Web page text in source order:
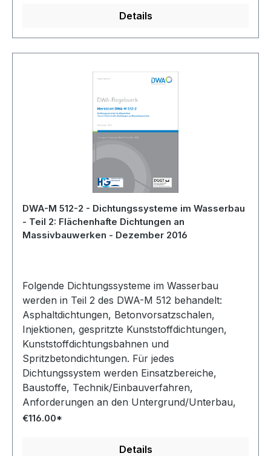
Details
DWA-M 512-2 - Dichtungssysteme im Wasserbau
- Teil 2: Flächenhafte Dichtungen an
Massivbauwerken - Dezember 2016
Folgende Dichtungssysteme im Wasserbau
werden in Teil 2 des DWA-M 512 behandelt:
Asphaltdichtungen, Betonvorsatzschalen,
Injektionen, gespritzte Kunststoffdichtungen,
Kunststoffdichtungsbahnen und
Spritzbetondichtungen. Für jedes
Dichtungssystem werden Einsatzbereiche,
Baustoffe, Technik/Einbauverfahren,
Anforderungen an den Untergrund/Unterbau,
Dimensionierungsgrundlagen, konstruktive
und Unterhaltung/Ertüchtigung erläutert sowie
€116.00*
Details